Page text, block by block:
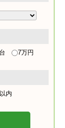
7万円
内